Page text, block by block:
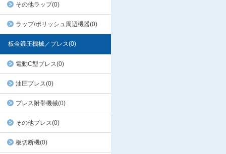
その他ラップ(0)
ラップ/ポリッシュ周辺機器(0)
板金鍛圧機械／プレス(0)
電動C型プレス(0)
油圧プレス(0)
プレス附帯機械(0)
その他プレス(0)
板切断機(0)